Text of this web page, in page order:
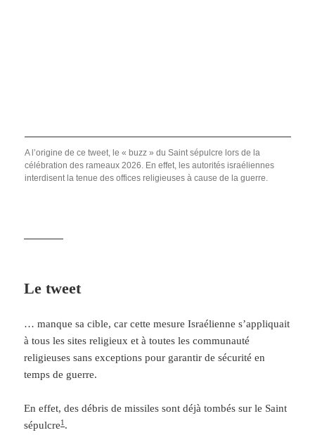
A l’origine de ce tweet, le « buzz » du Saint sépulcre lors de la
célébration des rameaux 2026. En effet, les autorités israéliennes
interdisent la tenue des offices religieuses à cause de la guerre.
Letweet
… manque sa cible, car cette mesure Israélienne s’appliquait
à tous les sites religieux et à toutes les communauté
religieuses sans exceptions pour garantir de sécurité en
temps de guerre.
En effet, des débris de missiles sont déjà tombés sur le Saint
sépulcre1 .